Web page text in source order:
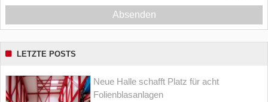
Absenden
LETZTE POSTS
Neue Halle schafft Platz für acht
Folienblasanlagen